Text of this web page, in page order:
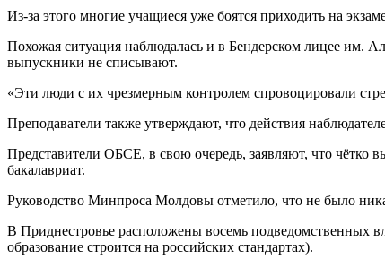
Из-за этого многие учащиеся уже боятся приходить на
Похожая ситуация наблюдалась и в Бендерском лицее им.
выпускники не списывают.
«Эти люди с их чрезмерным контролем спровоцировали
Преподаватели также утверждают, что действия
Представители ОБСЕ, в свою очередь, заявляют, что чётко
бакалавриат.
Руководство Минпроса Молдовы отметило, что не было
В Приднестровье расположены восемь подведомственных
образование строится на российских стандартах).